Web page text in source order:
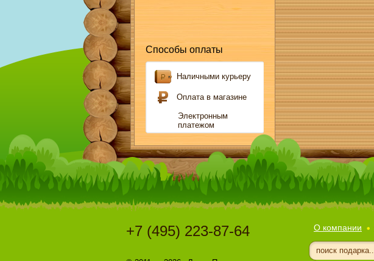
Способы оплаты
Наличными курьеру
Оплата в магазине
Электронным
платежом
О компании
+7 (495) 223-87-64